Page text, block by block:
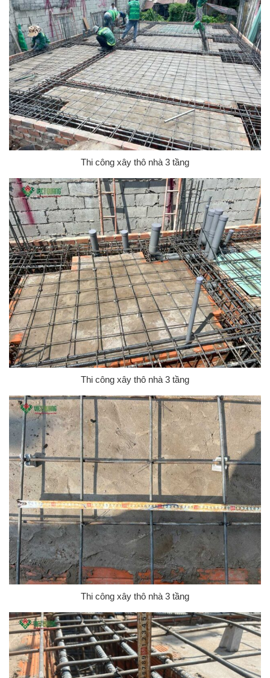
Thi công xây thô nhà 3 tầng
Thi công xây thô nhà 3 tầng
Thi công xây thô nhà 3 tầng